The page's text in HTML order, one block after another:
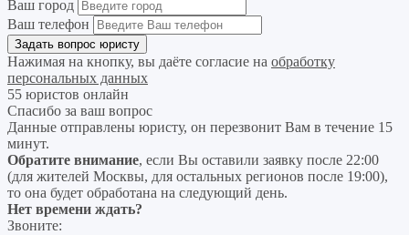
Ваш город
Ваш телефон
Нажимая на кнопку, вы даёте согласие на обработку
персональных данных
55 юристов онлайн
Спасибо за ваш вопрос
Данные отправлены юристу, он перезвонит Вам в течение 15
минут.
Обратите внимание, если Вы оставили заявку после 22:00
(для жителей Москвы, для остальных регионов после 19:00),
то она будет обработана на следующий день.
Нет времени ждать?
Звоните: